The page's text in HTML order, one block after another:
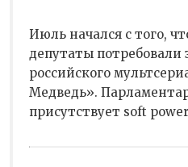
Июль начался с того,
депутаты потребовали
российского
Медведь».
присутствует soft